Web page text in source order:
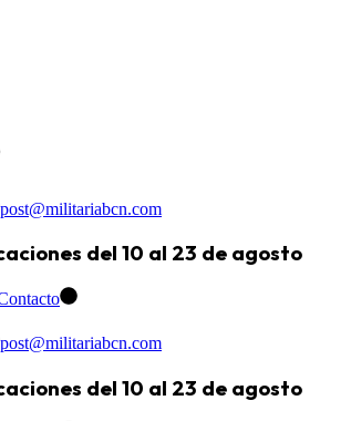
post@militariabcn.com
del 10 al 23 de agosto
post@militariabcn.com
del 10 al 23 de agosto